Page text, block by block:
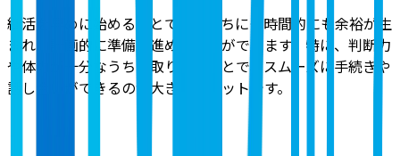
終活を早めに始めることで、気持ちにも時間的にも余裕が生
まれ、計画的に準備を進めることができます。特に、判断力
や体力が十分なうちに取り組むことで、スムーズに手続きや
話し合いができるのが大きなメリットです。